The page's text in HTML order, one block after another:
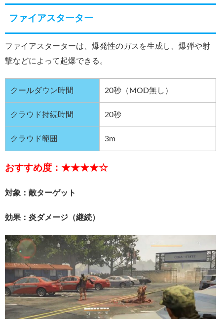
ファイアスターター
ファイアスターターは、爆発性のガスを生成し、爆弾や射
撃などによって起爆できる。
クールダウン時間 20秒（MOD無し）
クラウド持続時間 20秒
クラウド範囲 3m
おすすめ度：★★★★☆
対象：敵ターゲット
効果：炎ダメージ（継続）